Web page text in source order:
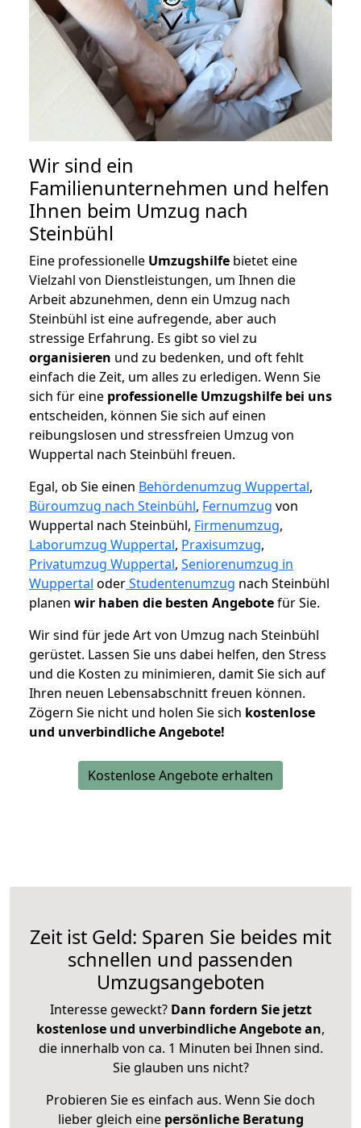
Wir sind ein
Familienunternehmen und helfen
Ihnen beim Umzug nach
Steinbühl
Eine professionelle Umzugshilfe bietet eine
Vielzahl von Dienstleistungen, um Ihnen die
Arbeit abzunehmen, denn ein Umzug nach
Steinbühl ist eine aufregende, aber auch
stressige Erfahrung. Es gibt so viel zu
organisieren und zu bedenken, und oft fehlt
einfach die Zeit, um alles zu erledigen. Wenn Sie
sich für eine professionelle Umzugshilfe bei uns
entscheiden, können Sie sich auf einen
reibungslosen und stressfreien Umzug von
Wuppertal nach Steinbühl freuen.
Egal, ob Sie einen Behördenumzug Wuppertal,
Büroumzug nach Steinbühl, Fernumzug von
Wuppertal nach Steinbühl, Firmenumzug,
Laborumzug Wuppertal, Praxisumzug,
Privatumzug Wuppertal, Seniorenumzug in
Wuppertal oderStudentenumzug nach Steinbühl
planen wir haben die besten Angebotefür Sie.
Wir sind für jede Art von Umzug nach Steinbühl
gerüstet. Lassen Sie uns dabei helfen, den Stress
und die Kosten zu minimieren, damit Sie sich auf
Ihren neuen Lebensabschnitt freuen können.
Zögern Sie nicht und holen Sie sich kostenlose
und unverbindliche Angebote!
Kostenlose Angebote erhalten
Zeit ist Geld: Sparen Sie beides mit
schnellen und passenden
Umzugsangeboten
Interesse geweckt? Dann fordern Sie jetzt
kostenlose und unverbindliche Angebote an,
die innerhalb von ca. 1 Minuten bei Ihnen sind.
Sie glauben uns nicht?
Probieren Sie es einfach aus. Wenn Sie doch
lieber gleich eine persönliche Beratung